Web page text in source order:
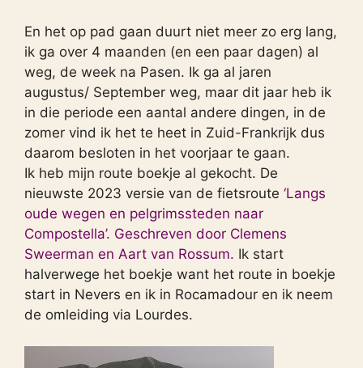
En het op pad gaan duurt niet meer zo erg lang,
ik ga over 4 maanden (en een paar dagen) al
weg, de week na Pasen. Ik ga al jaren
augustus/ September weg, maar dit jaar heb ik
in die periode een aantal andere dingen, in de
zomer vind ik het te heet in Zuid-Frankrijk dus
daarom besloten in het voorjaar te gaan.
Ik heb mijn route boekje al gekocht. De
nieuwste 2023 versie van de fietsroute ‘Langs
oude wegen en pelgrimssteden naar
Compostella’. Geschreven door Clemens
Sweerman en Aart van Rossum. Ik start
halverwege het boekje want het route in boekje
start in Nevers en ik in Rocamadour en ik neem
de omleiding via Lourdes.